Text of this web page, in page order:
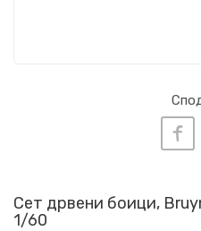
Сет дрвени боици,
1/60